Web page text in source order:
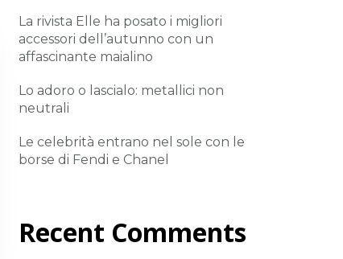
La rivista Elle ha posato i migliori
accessori dell’autunno con un
affascinante maialino
Lo adoro o lascialo: metallici non
neutrali
Le celebrità entrano nel sole con le
borse di Fendi e Chanel
Recent Comments